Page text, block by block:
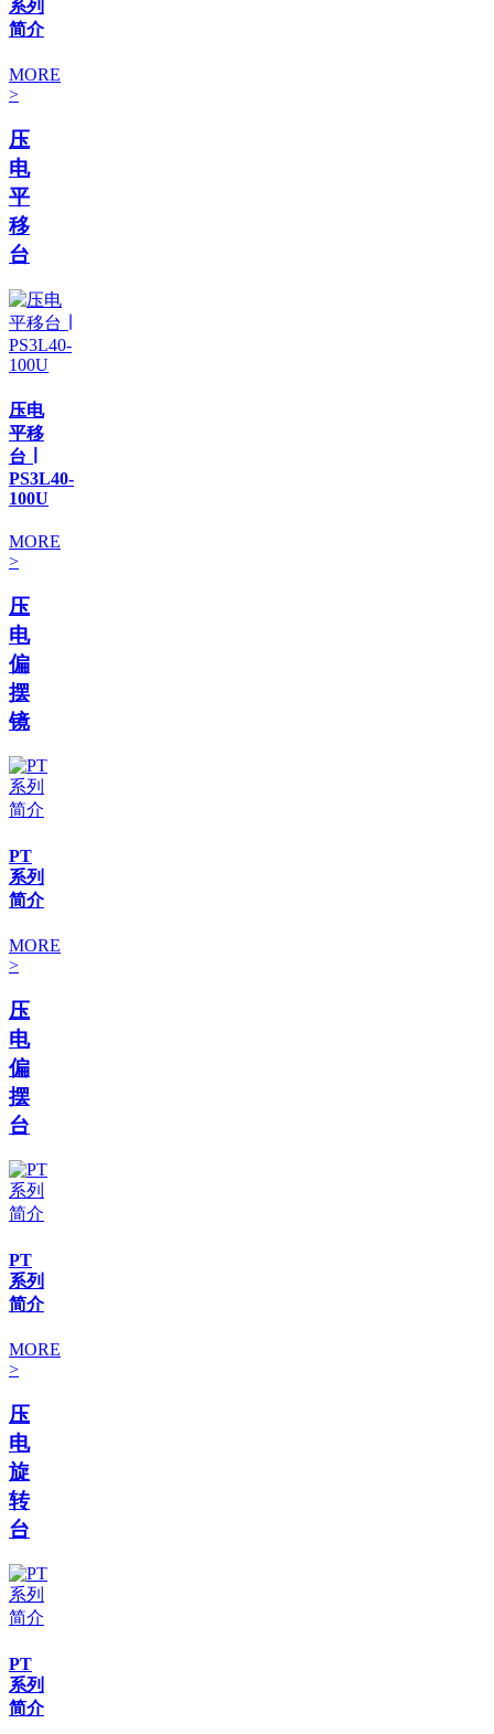
系列
简介
MORE
>
压
电
平
移
台
压电
平移
台 ∣
PS3L40-
100U
MORE
>
压
电
偏
摆
镜
PT
系列
简介
MORE
>
压
电
偏
摆
台
PT
系列
简介
MORE
>
压
电
旋
转
台
PT
系列
简介